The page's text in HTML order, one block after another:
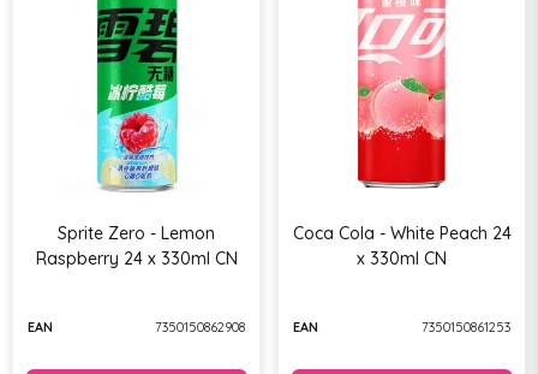
Sprite Zero - Lemon
Raspberry 24 x 330ml CN
EAN 7350150862908
Coca Cola - White Peach 24
x 330ml CN
EAN 7350150861253